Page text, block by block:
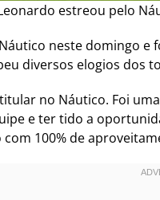
estreou pelo
neste domingo
diversos elogios dos
no Náutico. Foi
e ter tido a
100% de